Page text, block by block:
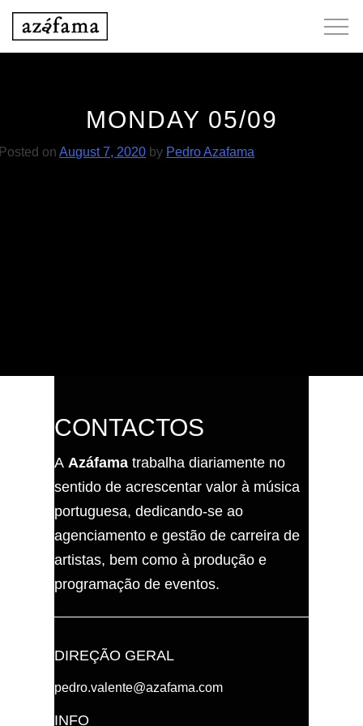
MONDAY 05/09
onAugust 7, 2020 by Pedro Azafama
CONTACTOS
A Azáfama trabalha diariamente no
sentido de acrescentar valor à música
portuguesa, dedicando-se ao
agenciamento e gestão de carreira de
artistas, bem como à produção e
programação de eventos.
DIREÇÃO GERAL
pedro.valente@azafama.com
INFO